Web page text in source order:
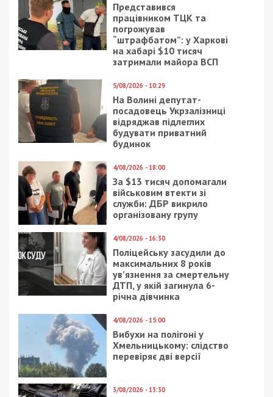
Представився
працівником ТЦК та
погрожував
“штрафбатом”: у Харкові
на хабарі $10 тисяч
затримали майора ВСП
5/08/2026 - 10:29
На Волині депутат-
посадовець Укрзалізниці
відряджав підлеглих
будувати приватний
будинок
4/08/2026 - 18:00
За $13 тисяч допомагали
військовим втекти зі
служби: ДБР викрило
організовану групу
4/08/2026 - 16:30
Поліцейську засудили до
максимальних 8 років
ув’язнення за смертельну
ДТП, у якій загинула 6-
річна дівчинка
4/08/2026 - 15:00
Вибухи на полігоні у
Хмельницькому: слідство
перевіряє дві версії
3/08/2026 - 13:30